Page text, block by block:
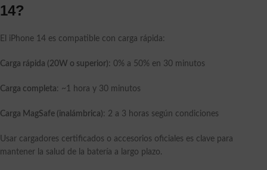
14?
El iPhone 14 es compatible con carga rápida:
Carga rápida (20W o superior) : 0% a 50% en 30 minutos
Carga completa: ~1 hora y 30 minutos
Carga MagSafe (inalámbrica) : 2 a 3 horas según condiciones
Usar cargadores certificados o accesorios oficiales es clave para
mantener la salud de la batería a largo plazo.